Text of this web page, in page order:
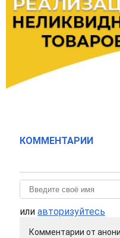
КОММЕНТАРИИ
или авторизуйтесь
Комментарии от